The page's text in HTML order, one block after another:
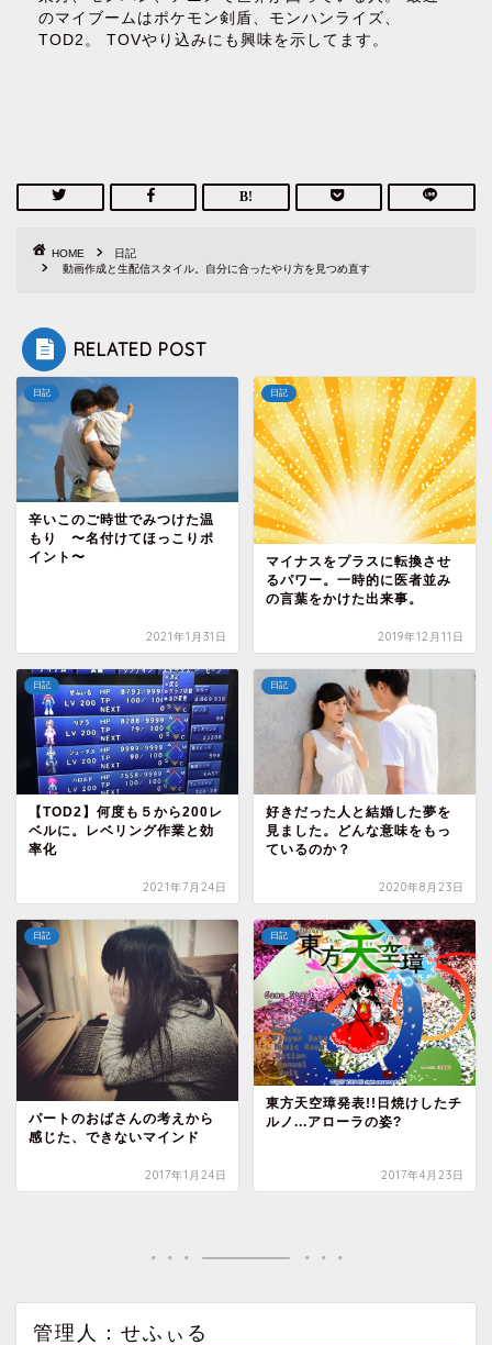
のマイブームはポケモン剣盾、モンハンライズ、
TOD2。 TOVやり込みにも興味を示してます。
HOME
日記
動画作成と生配信スタイル。自分に合ったやり方を見つめ直す
RELATED POST
日記
辛いこのご時世でみつけた温
もり 〜名付けてほっこりポ
イント〜
2021年1月31日
日記
マイナスをプラスに転換させ
るパワー。一時的に医者並み
の言葉をかけた出来事。
2019年12月11日
日記
【TOD2】何度も５から200レ
ベルに。レベリング作業と効
率化
2021年7月24日
日記
好きだった人と結婚した夢を
見ました。どんな意味をもっ
ているのか？
2020年8月23日
日記
パートのおばさんの考えから
感じた、できないマインド
2017年1月24日
日記
東方天空璋発表!!日焼けしたチ
ルノ...アローラの姿?
2017年4月23日
管理人：せふぃる